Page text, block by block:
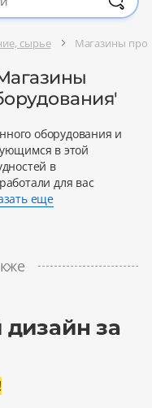
сырье Магазины
оборудования и
в этой
в
для вас
еще
за